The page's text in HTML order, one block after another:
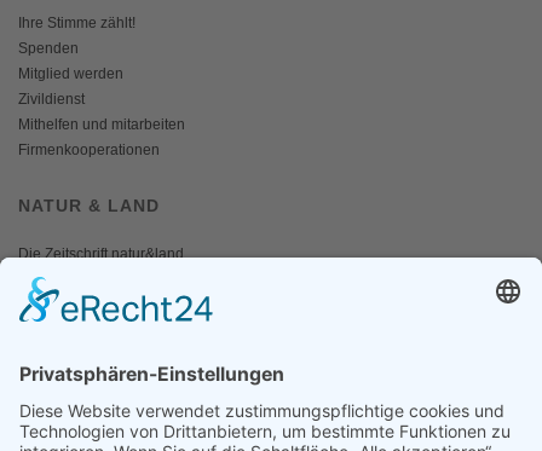
Ihre Stimme zählt!
Spenden
Mitglied werden
Zivildienst
Mithelfen und mitarbeiten
Firmenkooperationen
NATUR & LAND
Die Zeitschrift natur&land
Archiv
Mediadaten
Fotos und Logos
Presseaussendungen